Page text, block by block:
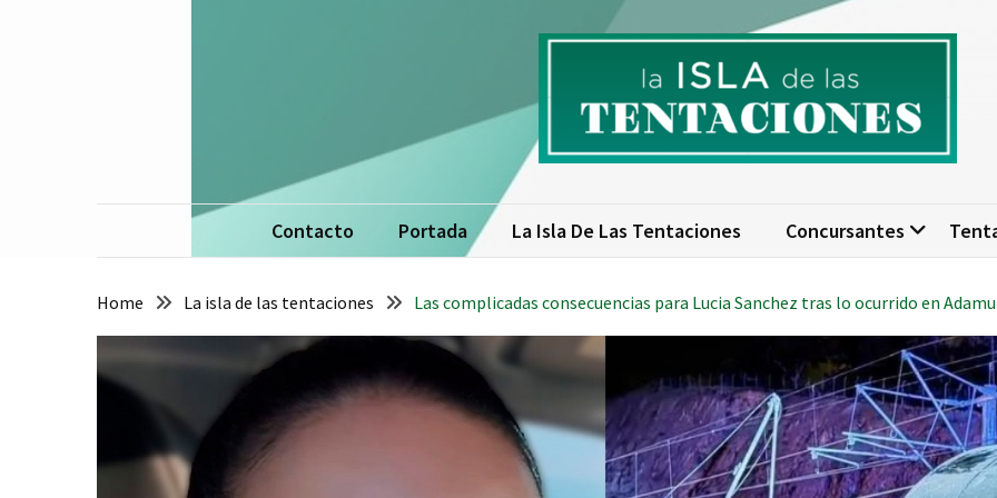
La isla de las tentaciones.
Descubre todo sobre La Isla de las Tentaciones 10: concursantes,
Contacto Portada La Isla De Las Tentaciones Concursantes
Home La isla de las tentaciones Las complicadas consecuencias para Lucia Sanchez tras lo ocurrido en